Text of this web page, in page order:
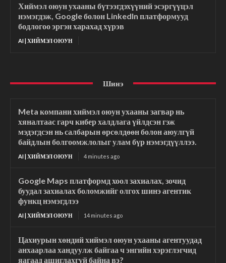
Хиймэл оюун ухааны бүтээгдэхүүний эсэргүүцэл
нэмэгдэж, Google болон LinkedIn платформууд
бодлогоо эргэн харахад хүрэв
AI | ХИЙМЭЛ ОЮУН
Шинэ
Meta компани хиймэл оюун ухааны загвар нь
хяналтаас гарч кибер халдлага үйлдсэн гэж
мэдэгдсэн нь салбарын өрсөлдөөн болон аюулгүй
байдлын болгоомжлолыг улам бүр нэмэгдүүллээ.
AI | ХИЙМЭЛ ОЮУН 4 minutes ago
Google Maps платформд хоол захиалах, зочид
буудал захиалах боломжийг олгох шинэ агентик
функц нэмэгдлээ
AI | ХИЙМЭЛ ОЮУН 14 minutes ago
Цахиурын хөндий хиймэл оюун ухааны агентуудад
анхаарлаа хандуулж байгаа ч энгийн хэрэглэгчид
яагаад ашиглахгүй байна вэ?